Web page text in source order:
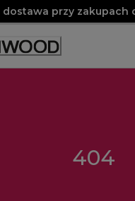
przy zakupach
404